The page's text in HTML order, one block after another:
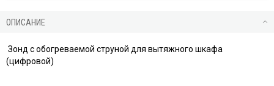
ОПИСАНИЕ
Зонд с обогреваемой струной для вытяжного шкафа
(цифровой)